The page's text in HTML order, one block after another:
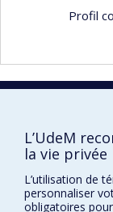
leurs
ont
Son
action
se
Profil
Pavillon Marguerite-
2375, chemin de la
Montréal (Québec)
L’UdeM
la vie privée
L’utilisation de
personnaliser
obligatoires